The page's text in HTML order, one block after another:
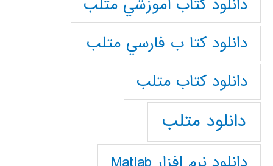
دانلود كتاب آموزشي متلب
دانلود كتا ب فارسي متلب
دانلود كتاب متلب
دانلود متلب